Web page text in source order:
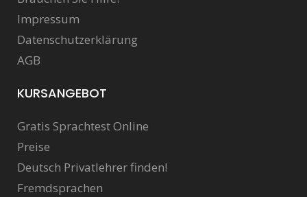
Impressum
Datenschutzerklärung
AGB
KURSANGEBOT
Gratis Sprachtest Online
Preise
Deutsch Privatlehrer finden!
Fremdsprachen